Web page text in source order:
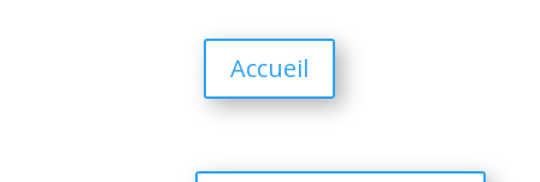
Accueil